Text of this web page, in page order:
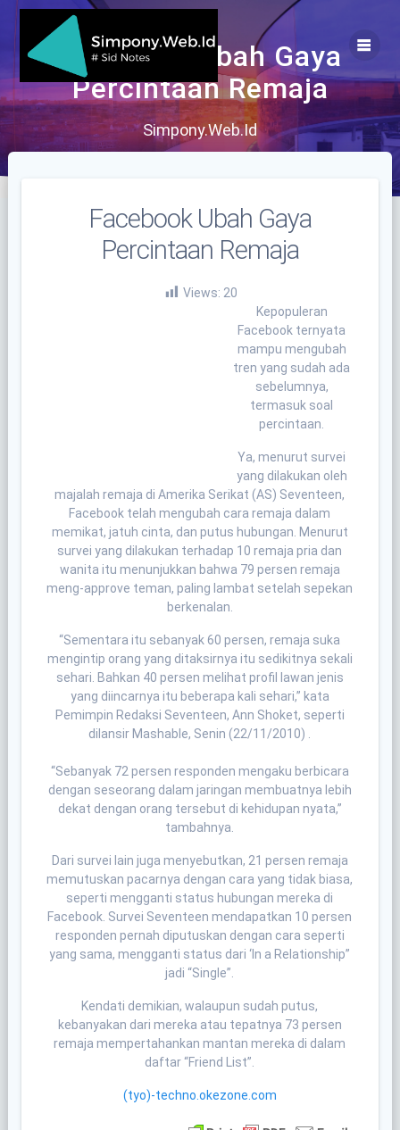
Skip
content
Facebook Ubah Gaya
Percintaan Remaja
Simpony.Web.Id
Facebook Ubah Gaya
Percintaan Remaja
Views: 20
Kepopuleran
Facebook ternyata
mampu mengubah
tren yang sudah ada
sebelumnya,
termasuk soal
percintaan.
Ya, menurut survei
yang dilakukan oleh
majalah remaja di Amerika Serikat (AS) Seventeen,
Facebook telah mengubah cara remaja dalam
memikat, jatuh cinta, dan putus hubungan. Menurut
survei yang dilakukan terhadap 10 remaja pria dan
wanita itu menunjukkan bahwa 79 persen remaja
meng-approve teman, paling lambat setelah sepekan
berkenalan.
“Sementara itu sebanyak 60 persen, remaja suka
mengintip orang yang ditaksirnya itu sedikitnya sekali
sehari. Bahkan 40 persen melihat profil lawan jenis
yang diincarnya itu beberapa kali sehari,” kata
Pemimpin Redaksi Seventeen, Ann Shoket, seperti
dilansir Mashable, Senin (22/11/2010) .
“Sebanyak 72 persen responden mengaku berbicara
dengan seseorang dalam jaringan membuatnya lebih
dekat dengan orang tersebut di kehidupan nyata,”
tambahnya.
Dari survei lain juga menyebutkan, 21 persen remaja
memutuskan pacarnya dengan cara yang tidak biasa,
seperti mengganti status hubungan mereka di
Facebook. Survei Seventeen mendapatkan 10 persen
responden pernah diputuskan dengan cara seperti
yang sama, mengganti status dari ‘In a Relationship”
jadi “Single”.
Kendati demikian, walaupun sudah putus,
kebanyakan dari mereka atau tepatnya 73 persen
remaja mempertahankan mantan mereka di dalam
daftar “Friend List”.
(tyo)-techno.okezone.com